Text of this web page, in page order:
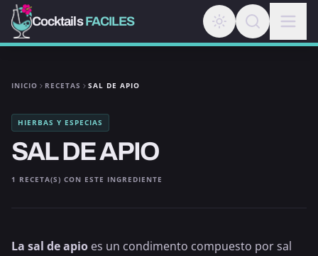
CocktailsFACILES
INICIO RECETAS SAL DE APIO
HIERBAS Y ESPECIAS
SAL DE APIO
1 RECETA(S) CON ESTE INGREDIENTE
La sal de apio es un condimento compuesto por sal